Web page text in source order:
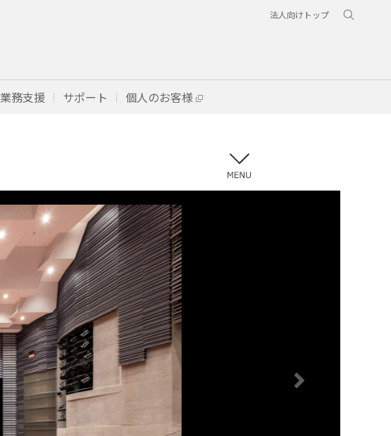
法人向けトップ
業務支援 サポート 個人のお客様